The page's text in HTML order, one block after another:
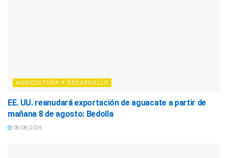
AGRICULTURA Y DESARROLLO
EE. UU. reanudará exportación de aguacate a partir de
mañana 8 de agosto: Bedolla
08/08/2026